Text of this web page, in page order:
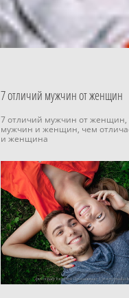
7 отличий мужчин от женщин
7 отличий мужчин от женщин,
мужчин и женщин, чем
и женщина